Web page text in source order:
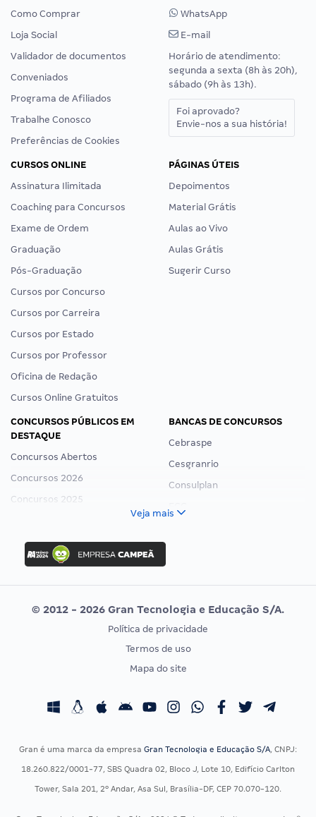
Como Comprar
Loja Social
Validador de documentos
Conveniados
Programa de Afiliados
Trabalhe Conosco
Preferências de Cookies
WhatsApp
E-mail
Horário de atendimento:
segunda a sexta (8h às 20h),
sábado (9h às 13h).
Foi aprovado?
Envie-nos a sua história!
CURSOS ONLINE
Assinatura Ilimitada
Coaching para Concursos
Exame de Ordem
Graduação
Pós-Graduação
Cursos por Concurso
Cursos por Carreira
Cursos por Estado
Cursos por Professor
Oficina de Redação
Cursos Online Gratuitos
PÁGINAS ÚTEIS
Depoimentos
Material Grátis
Aulas ao Vivo
Aulas Grátis
Sugerir Curso
CONCURSOS PÚBLICOS EM
DESTAQUE
Concursos Abertos
Concursos 2026
Concursos 2025
Concurso Nacional Unificado
Concurso Ibama
Concurso MPU
Editais publicados
BANCAS DE CONCURSOS
Cebraspe
Cesgranrio
Consulplan
Vunesp
CONCURSOS POR PROFISSÃO
Concursos Fiscais
Concursos Saúde
EXAME DE ORDEM
Calendário OAB
Veja mais
© 2012 - 2026 Gran Tecnologia e Educação S/A.
Política de privacidade
Termos de uso
Mapa do site
Gran é uma marca da empresa Gran Tecnologia e Educação S/A, CNPJ:
18.260.822/0001-77, SBS Quadra 02, Bloco J, Lote 10, Edifício Carlton
Tower, Sala 201, 2º Andar, Asa Sul, Brasília-DF, CEP 70.070-120.